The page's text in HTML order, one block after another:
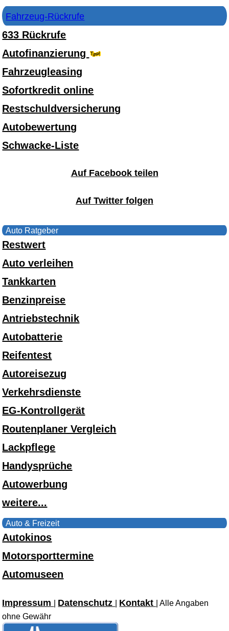
Fahrzeug-Rückrufe
633 Rückrufe
Autofinanzierung
Fahrzeugleasing
Sofortkredit online
Restschuldversicherung
Autobewertung
Schwacke-Liste
Auf Facebook teilen
Auf Twitter folgen
Auto Ratgeber
Restwert
Auto verleihen
Tankkarten
Benzinpreise
Antriebstechnik
Autobatterie
Reifentest
Autoreisezug
Verkehrsdienste
EG-Kontrollgerät
Routenplaner Vergleich
Lackpflege
Handysprüche
Autowerbung
weitere...
Auto & Freizeit
Autokinos
Motorsporttermine
Automuseen
Impressum Datenschutz Kontakt
| Alle Angaben
ohne Gewähr